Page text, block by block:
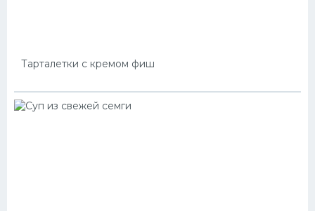
Тарталетки с кремом фиш